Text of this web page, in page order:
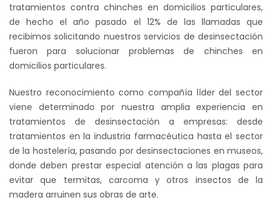
tratamientos contra chinches en domicilios particulares,
de hecho el año pasado el 12% de las llamadas que
recibimos solicitando nuestros servicios de desinsectación
fueron para solucionar problemas de chinches en
domicilios particulares.
Nuestro reconocimiento como compañía líder del sector
viene determinado por nuestra amplia experiencia en
tratamientos de desinsectación a empresas: desde
tratamientos en la industria farmacéutica hasta el sector
de la hostelería, pasando por desinsectaciones en museos,
donde deben prestar especial atención a las plagas para
evitar que termitas, carcoma y otros insectos de la
madera arruinen sus obras de arte.